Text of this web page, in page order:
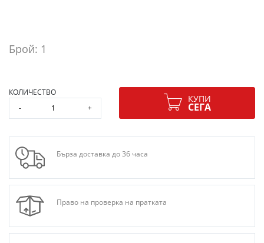
Брой: 1
КОЛИЧЕСТВО
-
+
КУПИ
СЕГА
Бърза доставка до 36 часа
Право на проверка на пратката